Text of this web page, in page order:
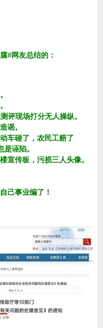
#网友总结的：
评现场打分无人操纵。
谣。
车碰了，农民工赔了
诬陷。
宣传板，污损三人头像。
己事业编了！